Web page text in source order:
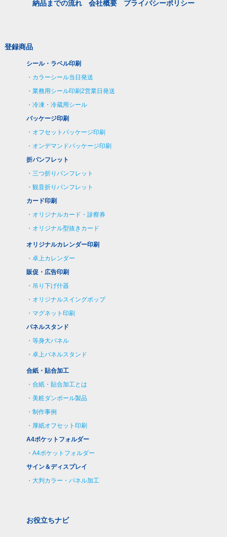
納品までの流れ 会社概要 プライバシーポリシー
登録商品
シール・ラベル印刷
カラーシール当日発送
業務用シール印刷2営業日発送
冷凍・冷蔵用シール
パッケージ印刷
オフセットパッケージ印刷
オンデマンドパッケージ印刷
折パンフレット
三つ折りパンフレット
観音折りパンフレット
カード印刷
オリジナルカード・診察券
オリジナル型抜きカード
オリジナルカレンダー印刷
卓上カレンダー
販促・広告印刷
吊り下げ什器
オリジナルスイングポップ
マグネット印刷
パネルスタンド
等身大パネル
卓上パネルスタンド
合紙・貼合加工
合紙・貼合加工とは
美粧ダンボール製品
制作事例
厚紙オフセット印刷
A4ポケットフォルダー
A4ポケットフォルダー
サイン＆ディスプレイ
大判カラー・パネル加工
お役立ちナビ